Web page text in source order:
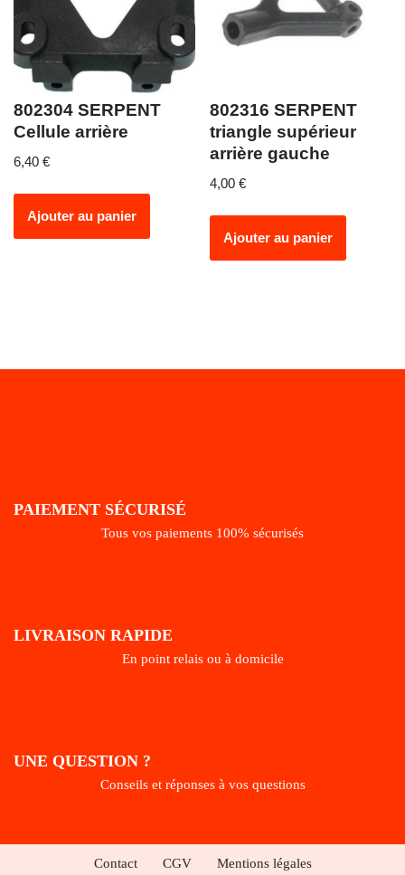
802304 SERPENT
Cellule arrière
6,40 €
Ajouter au panier
802316 SERPENT
triangle supérieur
arrière gauche
4,00€
Ajouter au panier
PAIEMENT SÉCURISÉ
Tous vos paiements 100% sécurisés
LIVRAISON RAPIDE
En point relais ou à domicile
UNE QUESTION ?
Conseils et réponses à vos questions
Contact CGV Mentions légales